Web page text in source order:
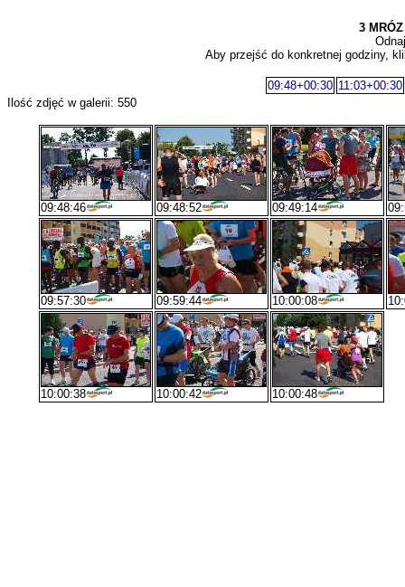
3
Aby przejść do konkretnej godziny,
09:48+00:30 11:03+00:30
Ilość zdjęć w galerii: 550
09:48:46 09:48:52 09:49:14
09:57:30 09:59:44 10:00:08
10:00:38 10:00:42 10:00:48